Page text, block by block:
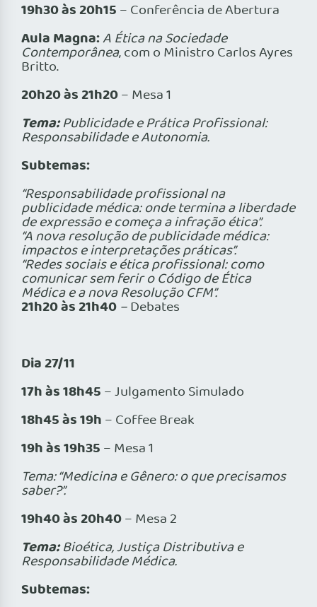
19h30 às 20h15 – Conferência de Abertura
Aula Magna:A Ética na Sociedade
Contemporânea, com o Ministro Carlos Ayres
Britto.
20h20 às 21h20– Mesa 1
Tema:Publicidade e Prática Profissional:
Responsabilidade e Autonomia.
Subtemas:
“Responsabilidade profissional na
publicidade médica: onde termina a liberdade
de expressão e começa a infração ética”.
“A nova resolução de publicidade médica:
impactos e interpretações práticas”.
“Redes sociais e ética profissional: como
comunicar sem ferir o Código de Ética
Médica e a nova Resolução CFM”.
21h20 às 21h40 –Debates
Dia 27/11
17h às 18h45 – Julgamento Simulado
18h45 às 19h – Coffee Break
19h às 19h35 – Mesa 1
Tema: “Medicina e Gênero: o que precisamos
saber?”.
19h40 às 20h40– Mesa 2
Tema:Bioética, Justiça Distributiva e
Responsabilidade Médica.
Subtemas: